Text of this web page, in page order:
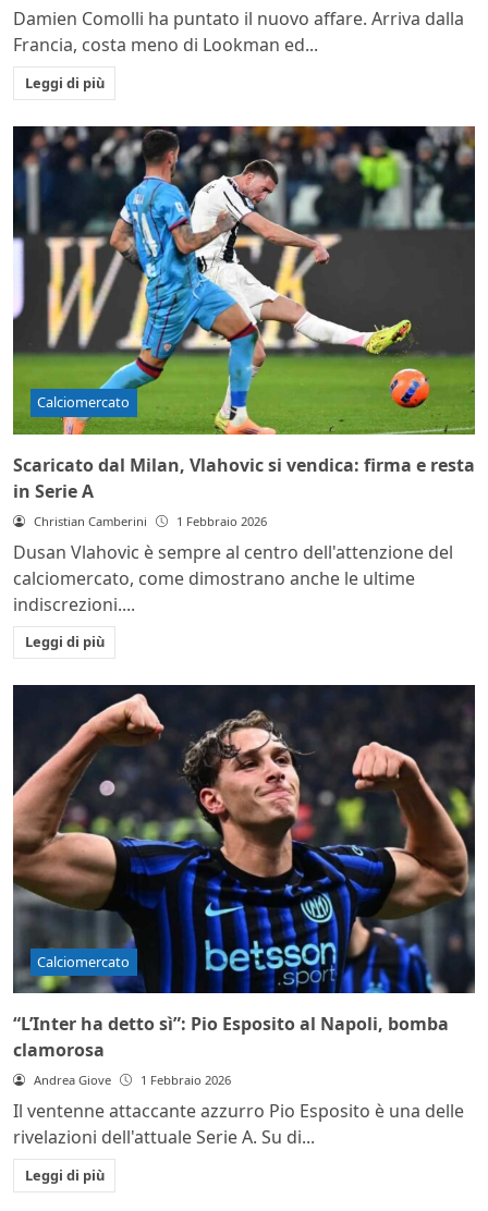
Damien Comolli ha puntato il nuovo affare. Arriva dalla
Francia, costa meno di Lookman ed...
Leggi di più
Calciomercato
Scaricato dal Milan, Vlahovic si vendica: firma e resta
in Serie A
Christian Camberini 1 Febbraio 2026
Dusan Vlahovic è sempre al centro dell'attenzione del
calciomercato, come dimostrano anche le ultime
indiscrezioni....
Leggi di più
Calciomercato
“L’Inter ha detto sì”: Pio Esposito al Napoli, bomba
clamorosa
Andrea Giove 1 Febbraio 2026
Il ventenne attaccante azzurro Pio Esposito è una delle
rivelazioni dell'attuale Serie A. Su di...
Leggi di più